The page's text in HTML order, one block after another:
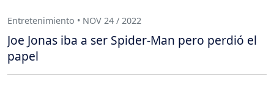
Entretenimiento • NOV 24 / 2022
Joe Jonas iba a ser Spider-Man pero perdió el
papel